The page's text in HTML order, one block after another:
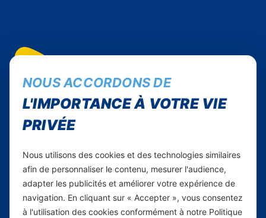
Suivez-nous...
Instagram
Facebook
Twitter
Youtube
Yas Sénégal
NOUS ACCORDONS DE
L'IMPORTANCE À VOTRE VIE
PRIVÉE
Nous utilisons des cookies et des technologies similaires
afin de personnaliser le contenu, mesurer l'audience,
adapter les publicités et améliorer votre expérience de
navigation. En cliquant sur « Accepter », vous consentez
à l'utilisation des cookies conformément à notre Politique